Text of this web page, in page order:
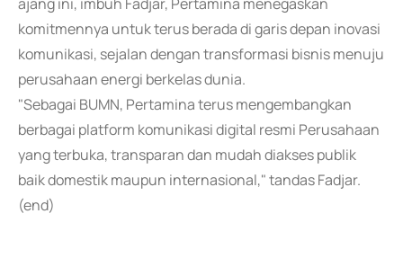
komitmennya untuk terus berada di garis depan inovasi
komunikasi, sejalan dengan transformasi bisnis menuju
perusahaan energi berkelas dunia.
"Sebagai BUMN, Pertamina terus mengembangkan
berbagai platform komunikasi digital resmi Perusahaan
yang terbuka, transparan dan mudah diakses publik
baik domestik maupun internasional," tandas Fadjar.
(end)